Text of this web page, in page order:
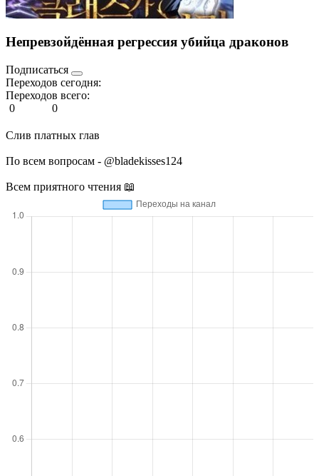
Непревзойдённая регрессия убийца драконов
Подписаться
Переходов сегодня:
Переходов всего:
0
0
Слив платных глав
По всем вопросам - @bladekisses124
Всем приятного чтения 📖